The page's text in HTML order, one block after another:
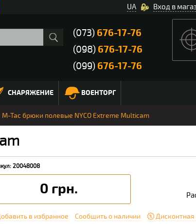
Вход в
UA
(073) 676-17-76
(098) 676-17-76
(099) 676-17-76
СНАРЯЖЕНИЕ ВОЕНТОРГ
M-Tac брюки полевые NYCO Extreme Multicam
20048008
0 грн.
в избранное Сообщить о наличии